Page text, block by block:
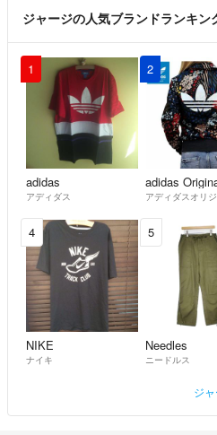
80%OFF以上のもの多数出品
早い者勝ちです
フォローよろしくお願いします
出品者 DJ筋肉2323 送料、値段交渉可-
梅雨明け 夏シーズン到来値下げ祭り
値下げしました
赤字品多数出品
新品なのに、
80%OFF以上のもの多数出品
早い者勝ちです
フォローよろしくお願いします
出品者 DJ筋肉2323 送料、値段交渉可
夏シーズン到来値下げ祭り
赤字品多数出品
ジャージの人気ブランドランキン
1
adidas
アディダス
2
adidas
アディダスオリ
4
NIKE
ナイキ
5
Needles
ニードルス
ジ